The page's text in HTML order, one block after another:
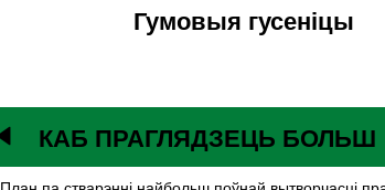
Гумовыя гусеніцы
КАБ ПРАГЛЯДЗЕЦЬ БОЛЬШ